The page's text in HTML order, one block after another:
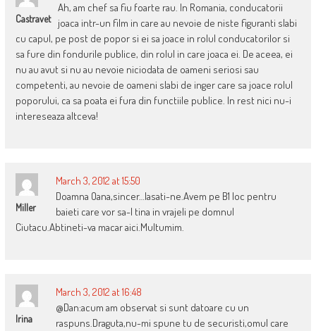
Castravet
Ah, am chef sa fiu foarte rau. In Romania, conducatorii
joaca intr-un film in care au nevoie de niste figuranti slabi
cu capul, pe post de popor si ei sa joace in rolul conducatorilor si
sa fure din fondurile publice, din rolul in care joaca ei. De aceea, ei
nu au avut si nu au nevoie niciodata de oameni seriosi sau
competenti, au nevoie de oameni slabi de inger care sa joace rolul
poporului, ca sa poata ei fura din functiile publice. In rest nici nu-i
intereseaza altceva!
Miller
March 3, 2012 at 15:50
Doamna Oana,sincer…lasati-ne.Avem pe B1 loc pentru
baieti care vor sa-l tina in vrajeli pe domnul
Ciutacu.Abtineti-va macar aici.Multumim.
Irina
March 3, 2012 at 16:48
@Dan:acum am observat si sunt datoare cu un
raspuns.Draguta,nu-mi spune tu de securisti,omul care